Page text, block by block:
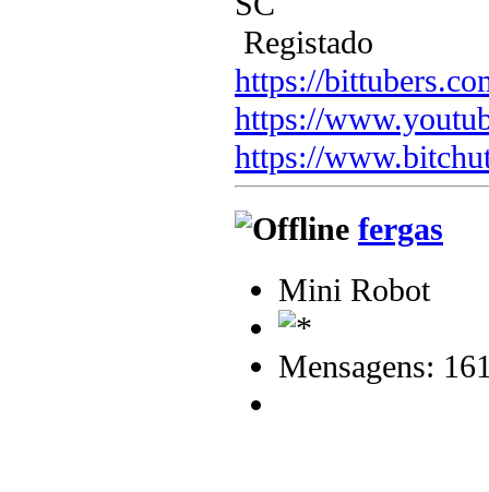
Registado
https://
https://
https://
fergas
Mini Robot
Mensagens: